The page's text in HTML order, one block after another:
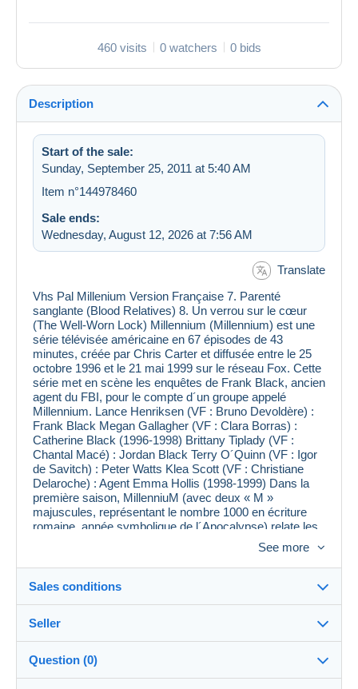
460 visits 0 watchers 0 bids
Description
Start of the sale:
Sunday, September 25, 2011 at 5:40 AM
Item n°144978460
Sale ends:
Wednesday, August 12, 2026 at 7:56 AM
Translate
Vhs Pal Millenium Version Française 7. Parenté
sanglante (Blood Relatives) 8. Un verrou sur le cœur
(The Well-Worn Lock) Millennium (Millennium) est une
série télévisée américaine en 67 épisodes de 43
minutes, créée par Chris Carter et diffusée entre le 25
octobre 1996 et le 21 mai 1999 sur le réseau Fox. Cette
série met en scène les enquêtes de Frank Black, ancien
agent du FBI, pour le compte d´un groupe appelé
Millennium. Lance Henriksen (VF : Bruno Devoldère) :
Frank Black Megan Gallagher (VF : Clara Borras) :
Catherine Black (1996-1998) Brittany Tiplady (VF :
Chantal Macé) : Jordan Black Terry O´Quinn (VF : Igor
de Savitch) : Peter Watts Klea Scott (VF : Christiane
Delaroche) : Agent Emma Hollis (1998-1999) Dans la
première saison, MillenniuM (avec deux « M »
majuscules, représentant le nombre 1000 en écriture
romaine, année symbolique de l´Apocalypse) relate les
enquêtes de Frank Black, ancien criminologue du FBI
caractéristique étrange qu´il appelle sa « malédiction »
(voir épisode : la malédiction de Frank Black). En
du tueur, ses angoisses, ses désirs. Installé à Seattle
avec sa femme Catherine et sa fille Jordan dans une
paisible maison jaune, Frank Black continue néanmoins
ses enquêtes en tant que consultant auprès du groupe
See more
Sales conditions
Destination:
See the list of countries
Shipping:
Seller
flupkeke--%(2032x)
Question (0)